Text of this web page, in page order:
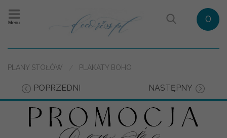
Menu 0
PLANY STOŁÓW PLAKATY BOHO
POPRZEDNI NASTĘPNY